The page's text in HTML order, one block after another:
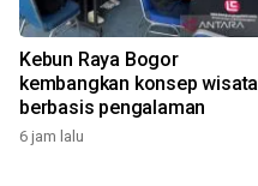
Kebun Raya Bogor
kembangkan konsep wisata
berbasis pengalaman
6 jam lalu